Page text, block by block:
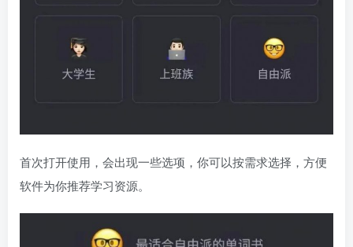
首次打开使用，会出现一些选项，你可以按需求选择，方便
软件为你推荐学习资源。